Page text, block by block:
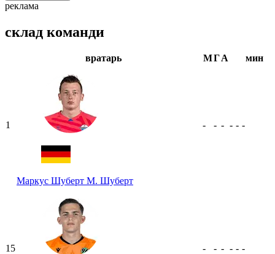
реклама
склад команди
вратарь МГА мин
1
Маркус Шуберт М. Шуберт
- - - - - -
15 - - - - - -